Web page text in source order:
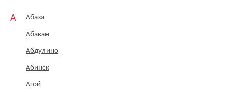
А Абаза
Абакан
Абдулино
Абинск
Агой